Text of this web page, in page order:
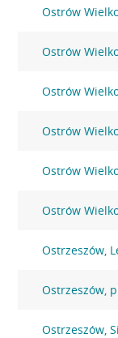
Ostrów
Ostrów
Ostrów
Ostrów
Ostrów
Ostrów
Ostrzeszów,
Ostrzeszów,
Ostrzeszów,